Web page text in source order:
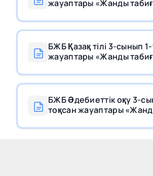
жауаптары «Жанды
БЖБ Қазақ тілі 3-сынып
жауаптары «Жанды
БЖБ Әдебиеттік оқу 3-
тоқсан жауаптары